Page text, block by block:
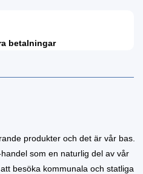
betalningar
produkter och det är vår bas.
som en naturlig del av vår
besöka kommunala och statliga